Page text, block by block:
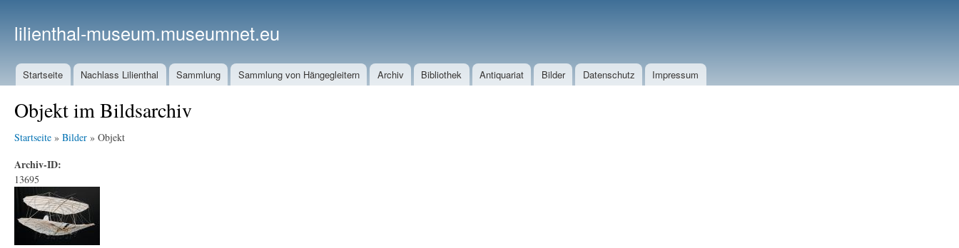
lilienthal-museum.museumnet.eu
Startseite Nachlass Lilienthal Sammlung Sammlung von Hängegleitern Archiv Bibliothek Antiquariat Bilder Datenschutz Impressum
Objekt im Bildsarchiv
Startseite » Bilder » Objekt
Archiv-ID:
13695